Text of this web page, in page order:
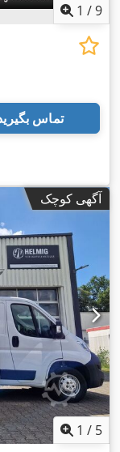
1 /9
تماس
آگهی کوچک
1 / 5